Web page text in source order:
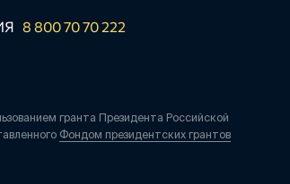
8 800 70 70 222
гранта Президента Российской
Фондом президентских грантов